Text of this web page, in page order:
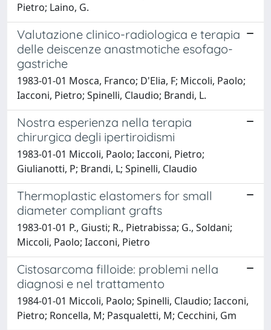
Pietro; Laino, G.
Valutazione clinico-radiologica e terapia
delle deiscenze anastmotiche esofago-
gastriche
1983-01-01 Mosca, Franco; D'Elia, F; Miccoli, Paolo;
Iacconi, Pietro; Spinelli, Claudio; Brandi, L.
Nostra esperienza nella terapia
chirurgica degli ipertiroidismi
1983-01-01 Miccoli, Paolo; Iacconi, Pietro;
Giulianotti, P; Brandi, L; Spinelli, Claudio
Thermoplastic elastomers for small
diameter compliant grafts
1983-01-01 P., Giusti; R., Pietrabissa; G., Soldani;
Miccoli, Paolo; Iacconi, Pietro
Cistosarcoma filloide: problemi nella
diagnosi e nel trattamento
1984-01-01 Miccoli, Paolo; Spinelli, Claudio; Iacconi,
Pietro; Roncella, M; Pasqualetti, M; Cecchini, Gm